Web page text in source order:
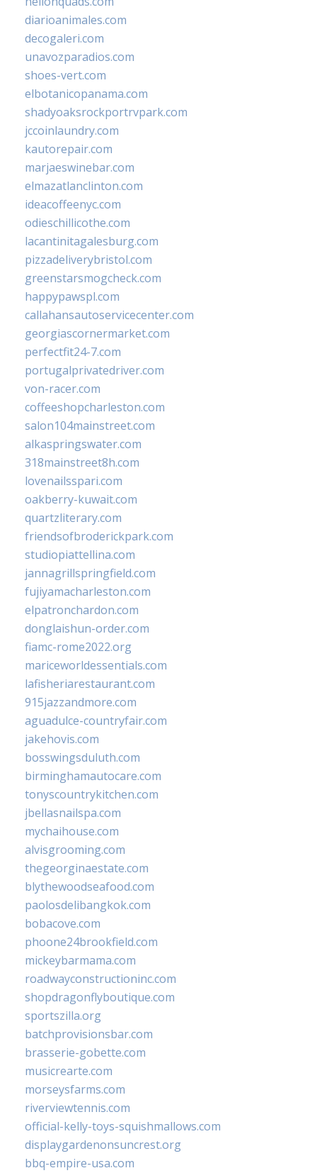
diarioanimales.com
decogaleri.com
unavozparadios.com
shoes-vert.com
elbotanicopanama.com
shadyoaksrockportrvpark.com
jccoinlaundry.com
kautorepair.com
marjaeswinebar.com
elmazatlanclinton.com
ideacoffeenyc.com
odieschillicothe.com
lacantinitagalesburg.com
pizzadeliverybristol.com
greenstarsmogcheck.com
happypawspl.com
callahansautoservicecenter.com
georgiascornermarket.com
perfectfit24-7.com
portugalprivatedriver.com
von-racer.com
coffeeshopcharleston.com
salon104mainstreet.com
alkaspringswater.com
318mainstreet8h.com
lovenailsspari.com
oakberry-kuwait.com
quartzliterary.com
friendsofbroderickpark.com
studiopiattellina.com
jannagrillspringfield.com
fujiyamacharleston.com
elpatronchardon.com
donglaishun-order.com
fiamc-rome2022.org
mariceworldessentials.com
lafisheriarestaurant.com
915jazzandmore.com
aguadulce-countryfair.com
jakehovis.com
bosswingsduluth.com
birminghamautocare.com
tonyscountrykitchen.com
jbellasnailspa.com
mychaihouse.com
alvisgrooming.com
thegeorginaestate.com
blythewoodseafood.com
paolosdelibangkok.com
bobacove.com
phoone24brookfield.com
mickeybarmama.com
roadwayconstructioninc.com
shopdragonflyboutique.com
sportszilla.org
batchprovisionsbar.com
brasserie-gobette.com
musicrearte.com
morseysfarms.com
riverviewtennis.com
official-kelly-toys-squishmallows.com
displaygardenonsuncrest.org
bbq-empire-usa.com